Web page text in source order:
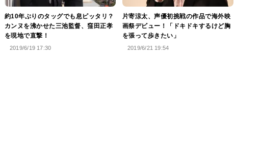
約10年ぶりのタッグでも息ピッタリ？
カンヌを沸かせた三池監督、窪田正孝
を現地で直撃！
2019/6/19 17:30
片寄涼太、声優初挑戦の作品で海外映
画祭デビュー！「ドキドキするけど胸
を張って歩きたい」
2019/6/21 19:54